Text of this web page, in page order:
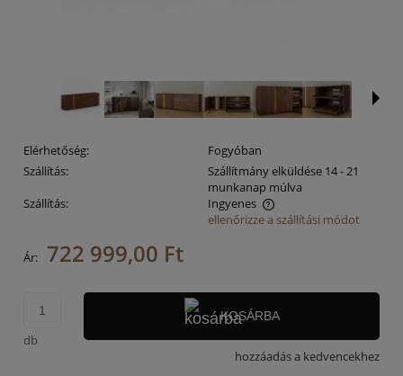
Elérhetőség:
Fogyóban
Szállítás:
Szállítmány elküldése 14 - 21
munkanap múlva
Szállítás:
Ingyenes
Az ár nem tartalmazza az esetleges fizetési költségeket
ellenőrizze a szállítási módot
Ár: 722 999,00 Ft
db
KOSÁRBA
hozzáadás a kedvencekhez